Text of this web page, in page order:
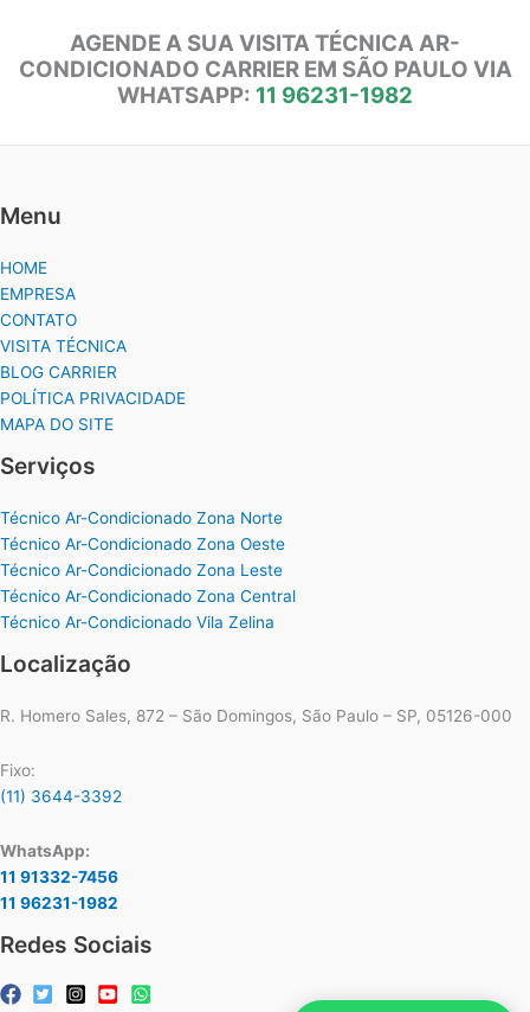
AGENDE A SUA VISITA TÉCNICA AR-
CONDICIONADO CARRIER EM SÃO PAULO VIA
WHATSAPP: 11 96231-1982
Menu
HOME
EMPRESA
CONTATO
VISITA TÉCNICA
BLOG CARRIER
POLÍTICA PRIVACIDADE
MAPA DO SITE
Serviços
Técnico Ar-Condicionado Zona Norte
Técnico Ar-Condicionado Zona Oeste
Técnico Ar-Condicionado Zona Leste
Técnico Ar-Condicionado Zona Central
Técnico Ar-Condicionado Vila Zelina
Localização
R. Homero Sales, 872 – São Domingos, São Paulo – SP, 05126-000
Fixo:
(11) 3644-3392
WhatsApp:
11 91332-7456
11 96231-1982
Redes Sociais